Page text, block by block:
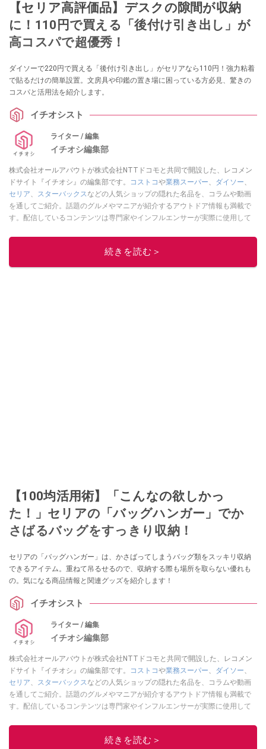
【セリア高評価品】デスクの隙間が収納
に！110円で買える「後付け引き出し」が
高コスパで超優秀！
ダイソーで220円で買える「後付け引き出し」がセリアなら110円！強力粘着
で貼るだけの簡単設置。文房具や印鑑の置き場に困っている方必見、驚きの
コスパと活用法を紹介します。
イチオシスト
ライター / 編集
イチオシ編集部
株式会社オールアバウトが株式会社NTTドコモと共同で開設した、レコメン
ドサイト『イチオシ』の編集部です。
コストコや業務スーパー、 ダイソー、
セリア、 スターバックスなどの人気ショップの隠れた名品を、コラムや動画
を通してご紹介。話題のグルメやマニアが紹介するアウトドア情報も満載で
す。配信しているコンテンツは専門家やインフルエンサーが実際に使用して
ニュースでフォロー
続きを読む＞
【100均活用術】「こんなの欲しかっ
た！」セリアの「バッグハンガー」でか
さばるバッグをすっきり収納！
セリアの「バッグハンガー」は、かさばってしまうバッグ類をスッキリ収納
できるアイテム。重ねて吊るせるので、収納する際も場所を取らない優れも
の。気になる商品情報と関連グッズを紹介します！
イチオシスト
ライター / 編集
イチオシ編集部
株式会社オールアバウトが株式会社NTTドコモと共同で開設した、レコメン
ドサイト『イチオシ』の編集部です。
コストコや業務スーパー、 ダイソー、
セリア、 スターバックスなどの人気ショップの隠れた名品を、コラムや動画
を通してご紹介。話題のグルメやマニアが紹介するアウトドア情報も満載で
す。配信しているコンテンツは専門家やインフルエンサーが実際に使用して
ニュースでフォロー
続きを読む＞